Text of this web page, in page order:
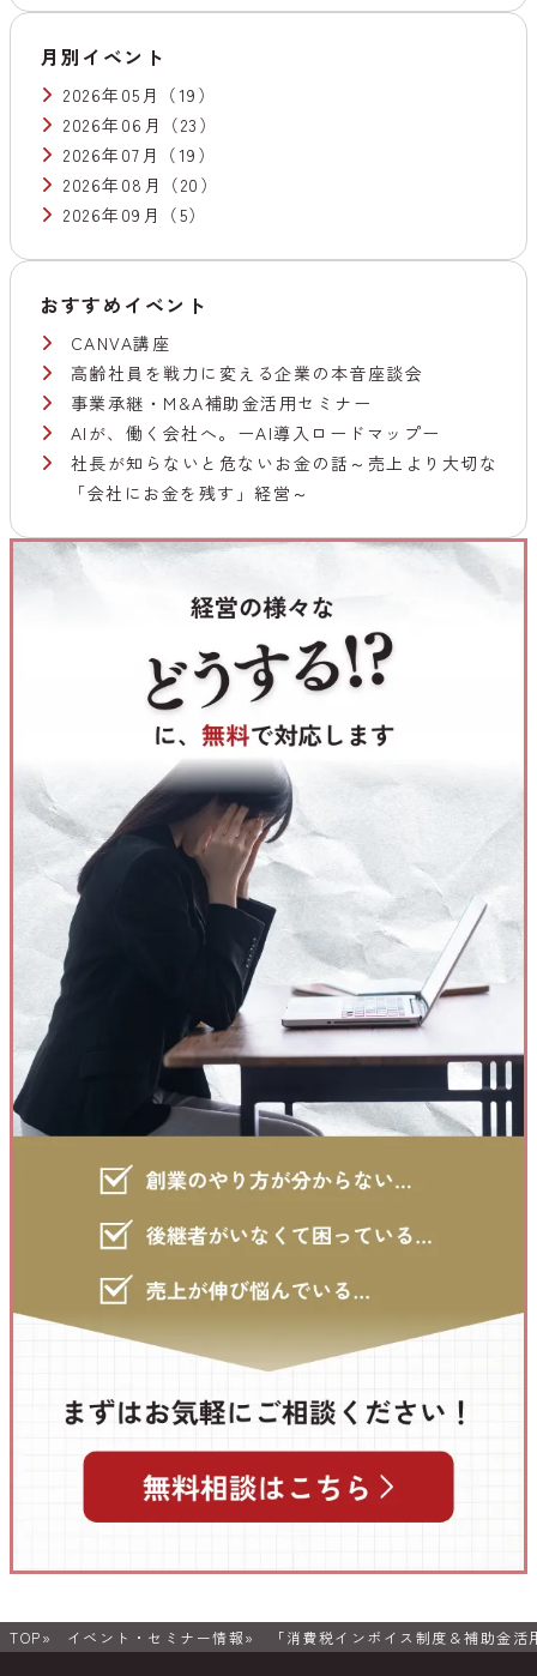
月別イベント
2026年05月
（19）
2026年06月
（23）
2026年07月
（19）
2026年08月
（20）
2026年09月
（5）
おすすめイベント
CANVA講座
高齢社員を戦力に変える企業の本音座談会
事業承継・M&A補助金活用セミナー
AIが、働く会社へ。ーAI導入ロードマップー
社長が知らないと危ないお金の話～売上より大切な
「会社にお金を残す」経営～
TOP イベント・セミナー情報 「消費税インボイス制度＆補助金活